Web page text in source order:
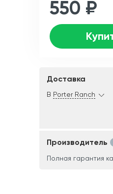
550 ₽
Доставка
В Porter Ranch
Производитель
Полная гарантия